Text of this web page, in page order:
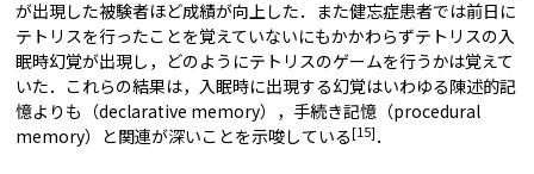
が出現した被験者ほど成績が向上した．また健忘症患者では前日に
テトリスを行ったことを覚えていないにもかかわらずテトリスの入
眠時幻覚が出現し，どのようにテトリスのゲームを行うかは覚えて
いた．これらの結果は，入眠時に出現する幻覚はいわゆる陳述的記
憶よりも（declarative memory），手続き記憶（procedural
memory）と関連が深いことを示唆している [15] ．